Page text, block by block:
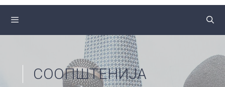
СООПШТЕНИЈА